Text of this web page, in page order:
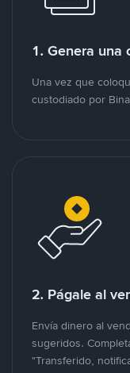
1. Genera una
Una vez que
custodiado por
2. Págale al
Envía dinero al
sugeridos.
"Transferido,